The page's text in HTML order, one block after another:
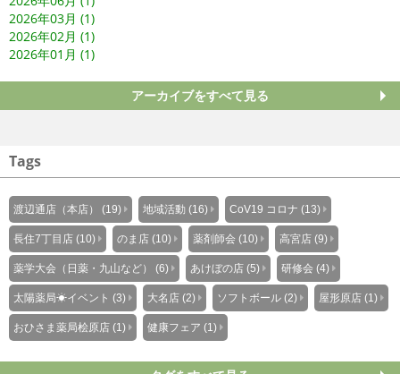
2026年03月 (1)
2026年02月 (1)
2026年01月 (1)
アーカイブをすべて見る
Tags
渡辺通店（本店） (19) 地域活動 (16) CoV19 コロナ (13)
長住7丁目店 (10) のま店 (10) 薬剤師会 (10) 高宮店 (9)
薬学大会（日薬・九山など） (6) あけぼの店 (5) 研修会 (4)
太陽薬局☀イベント (3) 大名店 (2) ソフトボール (2) 屋形原店 (1)
おひさま薬局桧原店 (1) 健康フェア (1)